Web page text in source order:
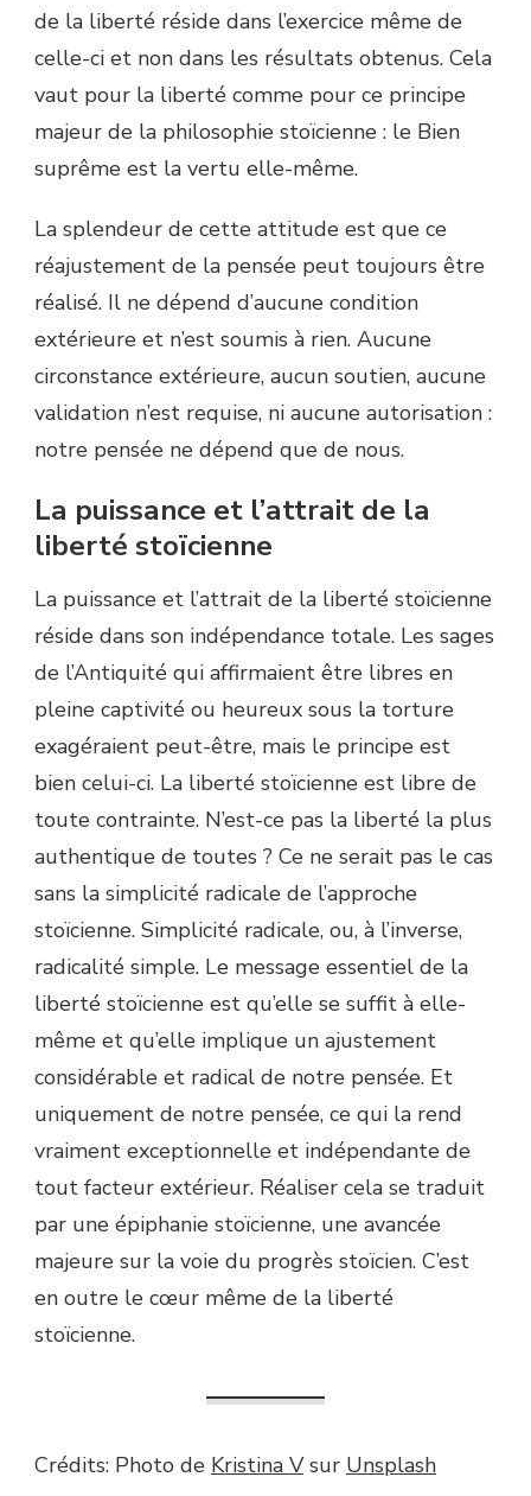
de la liberté réside dans l’exercice même de
celle-ci et non dans les résultats obtenus. Cela
vaut pour la liberté comme pour ce principe
majeur de la philosophie stoïcienne : le Bien
suprême est la vertu elle-même.
La splendeur de cette attitude est que ce
réajustement de la pensée peut toujours être
réalisé. Il ne dépend d’aucune condition
extérieure et n’est soumis à rien. Aucune
circonstance extérieure, aucun soutien, aucune
validation n’est requise, ni aucune autorisation :
notre pensée ne dépend que de nous.
La puissance et l’attrait de la
liberté stoïcienne
La puissance et l’attrait de la liberté stoïcienne
réside dans son indépendance totale. Les sages
de l’Antiquité qui affirmaient être libres en
pleine captivité ou heureux sous la torture
exagéraient peut-être, mais le principe est
bien celui-ci. La liberté stoïcienne est libre de
toute contrainte. N’est-ce pas la liberté la plus
authentique de toutes ? Ce ne serait pas le cas
sans la simplicité radicale de l’approche
stoïcienne. Simplicité radicale, ou, à l’inverse,
radicalité simple. Le message essentiel de la
liberté stoïcienne est qu’elle se suffit à elle-
même et qu’elle implique un ajustement
considérable et radical de notre pensée. Et
uniquement de notre pensée, ce qui la rend
vraiment exceptionnelle et indépendante de
tout facteur extérieur. Réaliser cela se traduit
par une épiphanie stoïcienne, une avancée
majeure sur la voie du progrès stoïcien. C’est
en outre le cœur même de la liberté
stoïcienne.
Crédits: Photo de Kristina Vsur Unsplash